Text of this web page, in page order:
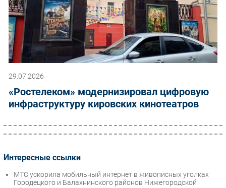
29.07.2026
«Ростелеком» модернизировал цифровую
инфраструктуру кировских кинотеатров
Интересные ссылки
МТС ускорила мобильный интернет в живописных уголках
Городецкого и Балахнинского районов Нижегородской